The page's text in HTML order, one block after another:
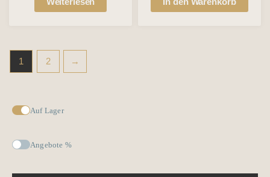
Auf Lager
Angebote %
Weiterlesen In den Warenkorb
1 2 →